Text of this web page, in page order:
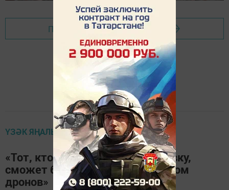
Перейти на страницу новости
ҮЗӘК ЯҢАЛЫКЛАР
«Тот, кто часто играет в приставку,
сможет быстро стать оператором
дронов»